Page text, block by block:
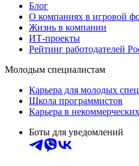
Блог
О компаниях в игровой
Жизнь в компании
ИТ-проекты
Рейтинг работодателей
Молодым специалистам
Карьера для молодых
Школа программистов
Карьера в
Боты для уведомлений